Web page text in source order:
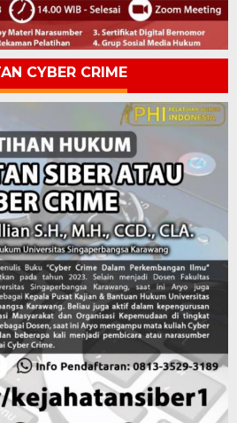
CYBER CRIME